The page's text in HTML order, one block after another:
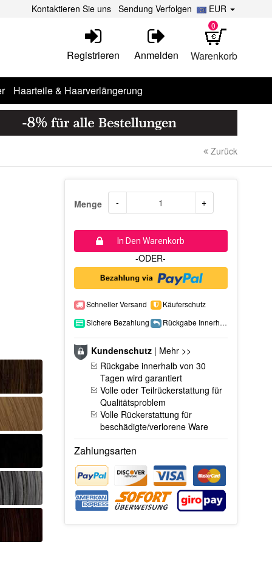
EUR
Kontaktieren Sie uns Sendung Verfolgen
Warenkorb
0
Registrieren Anmelden
Haarteile & Haarverlängerung
Zurück
Menge - +
In Den Warenkorb
-ODER-
Schneller Versand
Käuferschutz
Sichere Bezahlung
Rückgabe Innerhalb 15 Tage
Kundenschutz| Mehr >>
Rückgabe innerhalb von 30
Tagen wird garantiert
Volle oder Teilrückerstattung für
Qualitätsproblem
Volle Rückerstattung für
beschädigte/verlorene Ware
Zahlungsarten